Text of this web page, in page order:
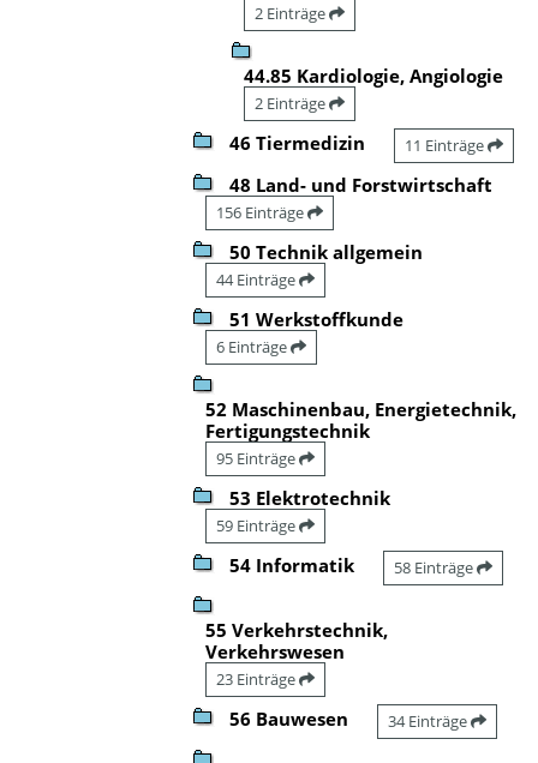
2 Einträge
44.85 Kardiologie, Angiologie
2 Einträge
46 Tiermedizin 11 Einträge
48 Land- und Forstwirtschaft
156 Einträge
50 Technik allgemein
44 Einträge
51 Werkstoffkunde
6 Einträge
52 Maschinenbau, Energietechnik,
Fertigungstechnik
95 Einträge
53 Elektrotechnik
59 Einträge
54 Informatik 58 Einträge
55 Verkehrstechnik,
Verkehrswesen
23 Einträge
56 Bauwesen 34 Einträge